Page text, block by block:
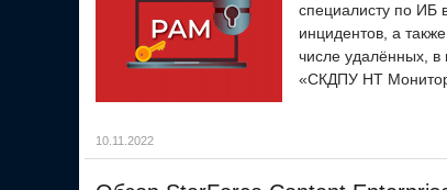
специалисту по ИБ
инцидентов, а
числе удалённых, в
«СКДПУ НТ
10.11.2022